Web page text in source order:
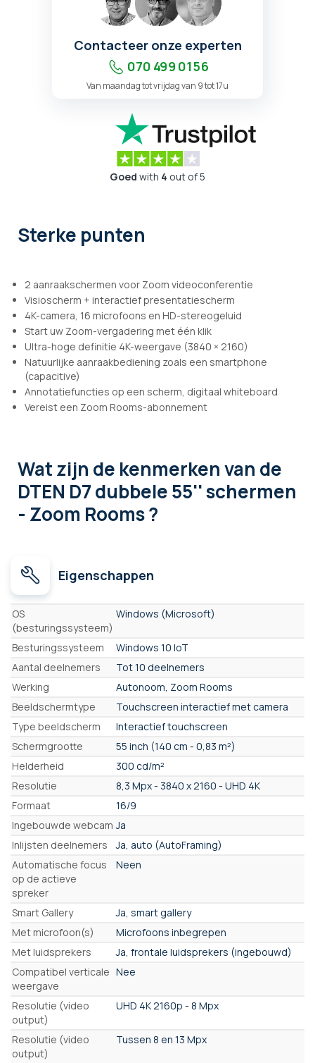
Contacteer onze experten
070 499 01 56
Van maandag tot vrijdag van 9 tot 17u
Goed with 4 out of 5
Sterke punten
2 aanraakschermen voor Zoom videoconferentie
Visioscherm + interactief presentatiescherm
4K-camera, 16 microfoons en HD-stereogeluid
Start uw Zoom-vergadering met één klik
Ultra-hoge definitie 4K-weergave (3840 × 2160)
Natuurlijke aanraakbediening zoals een smartphone
(capacitive)
Annotatiefuncties op een scherm, digitaal whiteboard
Vereist een Zoom Rooms-abonnement
Wat zijn de kenmerkenvan de
DTEN D7 dubbele 55'' schermen
- Zoom Rooms ?
Eigenschappen
Eigenschappen
OS
(besturingssysteem)
Windows (Microsoft)
Besturingssysteem
Windows 10 IoT
Aantal deelnemers
Tot 10 deelnemers
Werking
Autonoom, Zoom Rooms
Beeldschermtype
Touchscreen interactief met camera
Type beeldscherm
Interactief touchscreen
Schermgrootte
55 inch (140 cm - 0,83 m²)
Helderheid
300 cd/m²
Resolutie
8,3 Mpx - 3840 x 2160 - UHD 4K
Formaat
16/9
Ingebouwde webcam Ja
Inlijsten deelnemers
Ja, auto (AutoFraming)
Automatische focus
op de actieve
spreker
Neen
Smart Gallery
Ja, smart gallery
Met microfoon(s)
Microfoons inbegrepen
Met luidsprekers
Ja, frontale luidsprekers (ingebouwd)
Compatibel verticale
weergave
Nee
Resolutie (video
output)
UHD 4K 2160p - 8 Mpx
Resolutie (video
output)
Tussen 8 en 13 Mpx